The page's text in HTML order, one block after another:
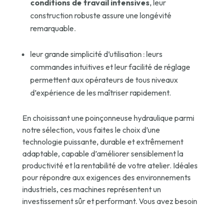
conditions de travail intensives, leur
construction robuste assure une longévité
remarquable.
leur grande simplicité d’utilisation : leurs
commandes intuitives et leur facilité de réglage
permettent aux opérateurs de tous niveaux
d’expérience de les maîtriser rapidement.
En choisissant une poinçonneuse hydraulique parmi
notre sélection, vous faites le choix d’une
technologie puissante, durable et extrêmement
adaptable, capable d’améliorer sensiblement la
productivité et la rentabilité de votre atelier. Idéales
pour répondre aux exigences des environnements
industriels, ces machines représentent un
investissement sûr et performant. Vous avez besoin